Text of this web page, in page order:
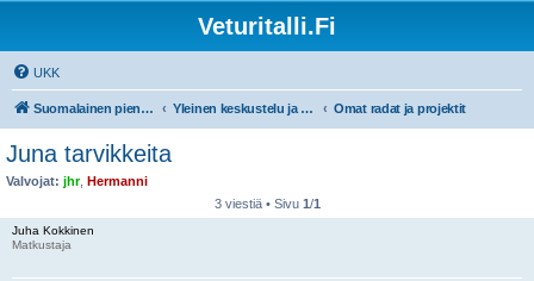
Veturitalli.Fi
UKK
Suomalainen pienoisrautatiefoorumi Yleinen keskustelu ja muut mittakaavat Omat radat ja projektit
Juna tarvikkeita
Valvojat: jhr, Hermanni
3 viestiä • Sivu 1/1
Juha Kokkinen
Matkustaja